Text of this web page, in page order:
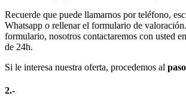
Recuerde que puede llamarnos por teléfono,
Whatsapp o rellenar el formulario de
formulario, nosotros contactaremos con usted
de 24h.
Si le interesa nuestra oferta, procedemos al
2.-